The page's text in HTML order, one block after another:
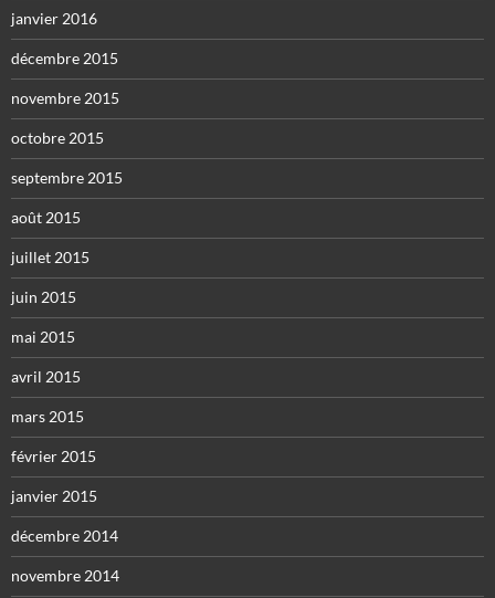
janvier 2016
décembre 2015
novembre 2015
octobre 2015
septembre 2015
août 2015
juillet 2015
juin 2015
mai 2015
avril 2015
mars 2015
février 2015
janvier 2015
décembre 2014
novembre 2014